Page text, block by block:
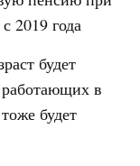
2019 года
будет
в
будет